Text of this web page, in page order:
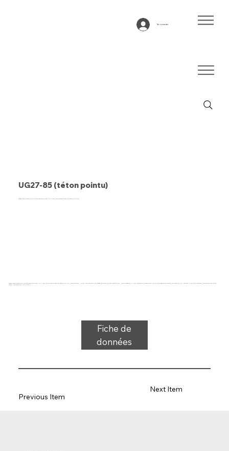
Se connecter
UG27-85 (téton pointu)
Bande transporteuse type UG27-85 (mamelon pointu), SPU, bleu, tissu bicouche à stabilité latérale (DRAFP)
Bande transporteuse type UG27-85 (mamelon pointu), SPU, bleu, tissu bicouche à stabilité latérale (DRAFP), face supérieure : 1,0 mm, face inférieure : imprégnée, épaisseur 3,65 mm, dureté 86° ShA, force-allongement 14 N/mm, diamètre du rouleau 30 mm, support de rouleau et de glissière, approuvé FDA/UE, résistant à l'huile et à la graisse, tissu antistatique, faible
retrait, température de -40 °C à 100 °C
Fiche de
données
Previous Item
Next Item